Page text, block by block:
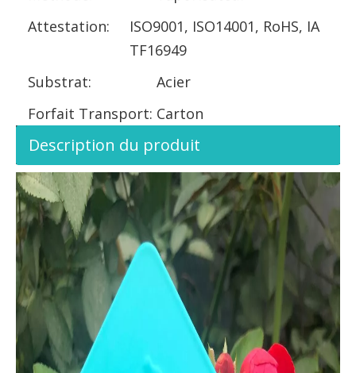
Attestation:
ISO9001, ISO14001, RoHS, IA
TF16949
Substrat:
Acier
Forfait Transport: Carton
Description du produit